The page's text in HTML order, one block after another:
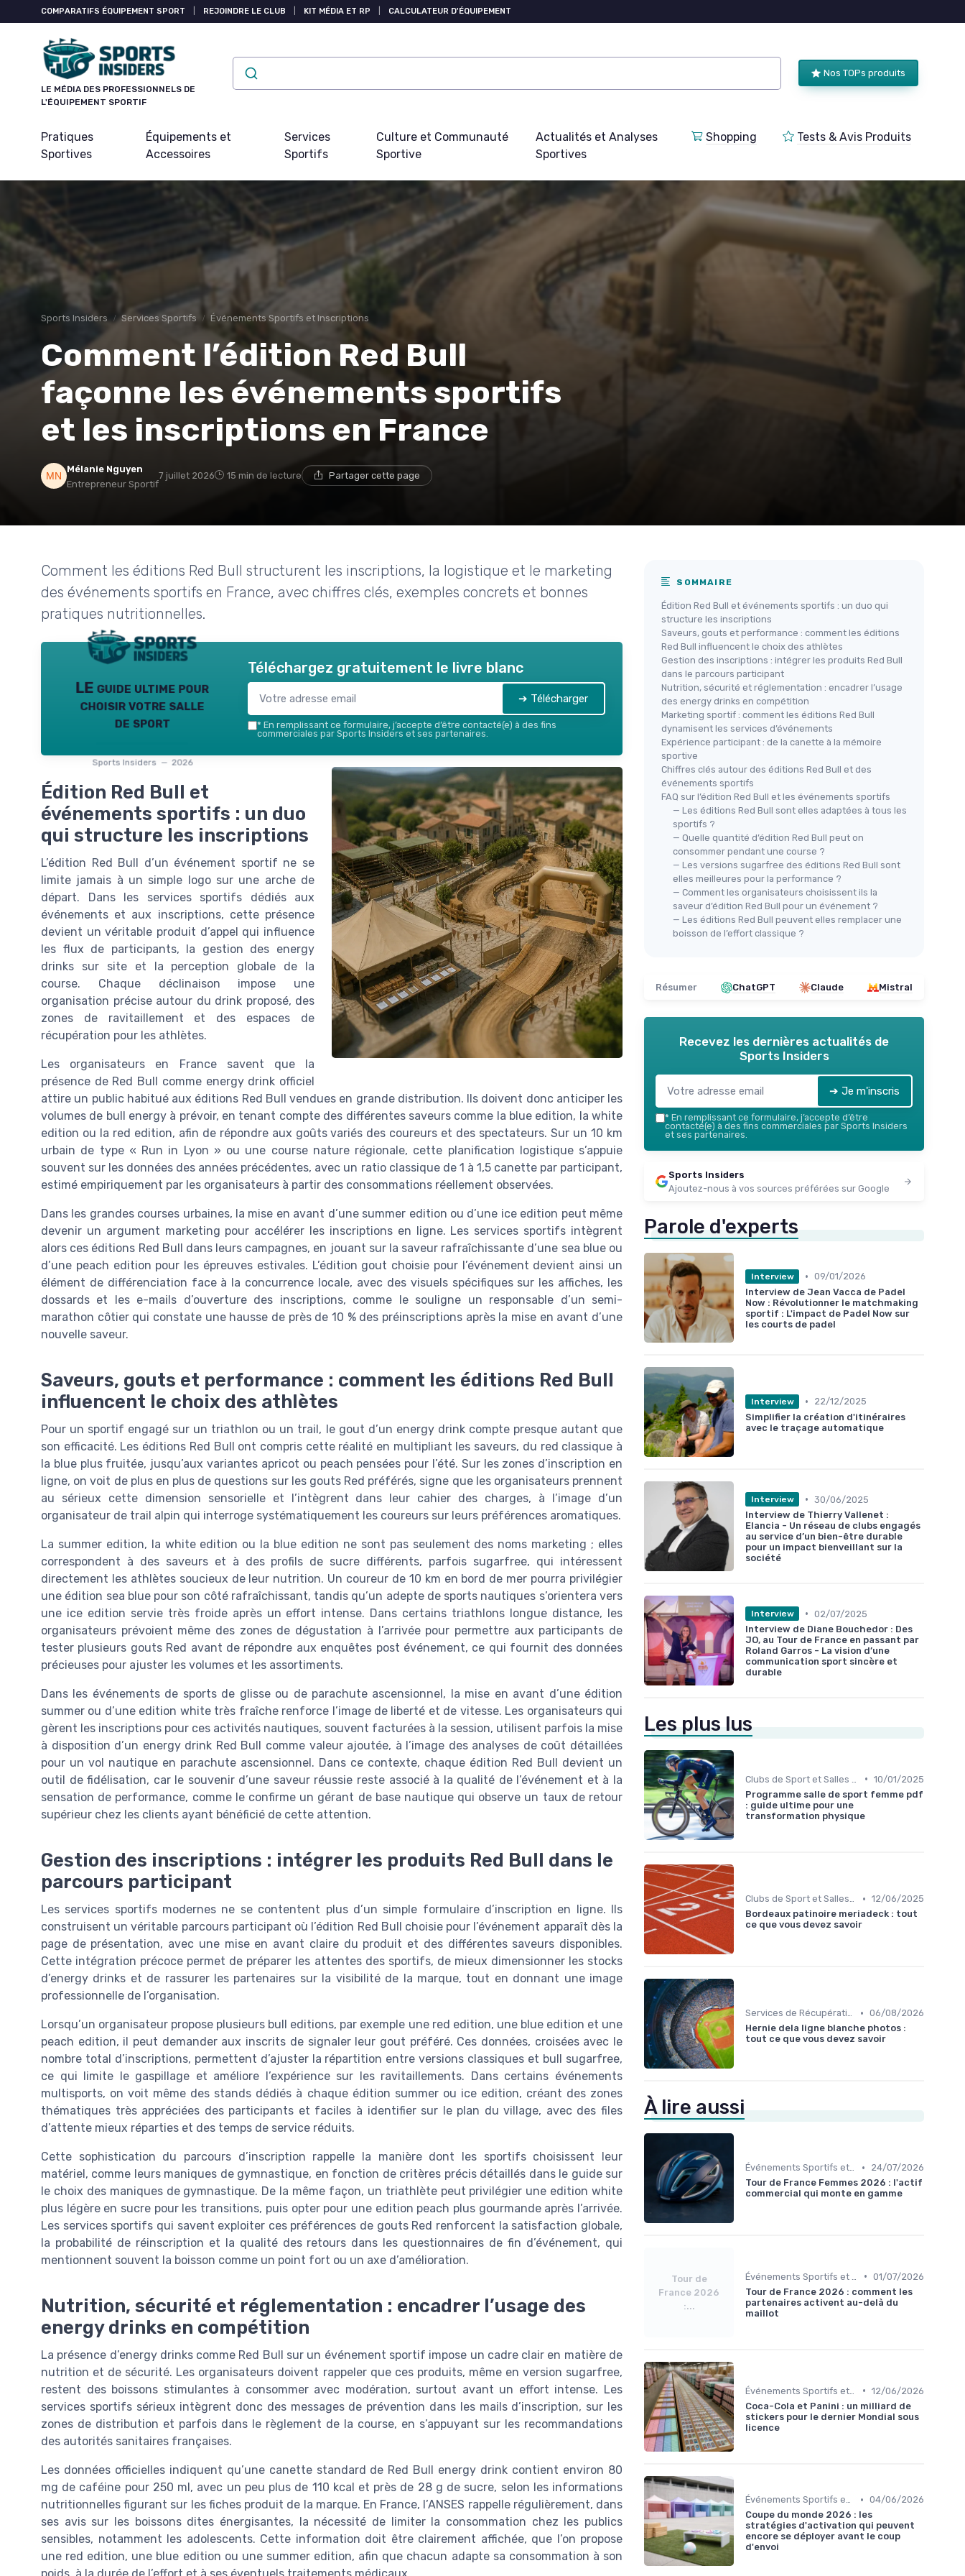
COMPARATIFS ÉQUIPEMENT SPORT REJOINDRE LE CLUB KIT MÉDIA ET RP CALCULATEUR D'ÉQUIPEMENT
LE MÉDIA DES PROFESSIONNELS DE
L'ÉQUIPEMENT SPORTIF
Nos TOPs produits
Pratiques
Sportives
Équipements et
Accessoires
Services
Sportifs
Culture et Communauté
Sportive
Actualités et Analyses
Sportives
Shopping Tests & Avis Produits
Sports Insiders Services Sportifs Événements Sportifs et Inscriptions
Comment l’édition Red Bull
façonne les événements sportifs
et les inscriptions en France
Mélanie Nguyen
Entrepreneur Sportif
7 juillet 2026 15 min de lecture Partager cette page
Comment les éditions Red Bull structurent les inscriptions, la logistique et le marketing
des événements sportifs en France, avec chiffres clés, exemples concrets et bonnes
pratiques nutritionnelles.
LE guide ultime pour
choisir votre salle
de sport
Sports Insiders — 2026
Téléchargez gratuitement le livre blanc
➔ Télécharger
* En remplissant ce formulaire, j’accepte d’être contacté(e) à des fins
commerciales par Sports Insiders et ses partenaires.
Édition Red Bull et
événements sportifs : un duo
qui structure les inscriptions
L’édition Red Bull d’un événement sportif ne se
limite jamais à un simple logo sur une arche de
départ. Dans les services sportifs dédiés aux
événements et aux inscriptions, cette présence
devient un véritable produit d’appel qui influence
les flux de participants, la gestion des energy
drinks sur site et la perception globale de la
course. Chaque déclinaison impose une
organisation précise autour du drink proposé, des
zones de ravitaillement et des espaces de
récupération pour les athlètes.
Les organisateurs en France savent que la
présence de Red Bull comme energy drink officiel
attire un public habitué aux éditions Red Bull vendues en grande distribution. Ils doivent donc anticiper les
volumes de bull energy à prévoir, en tenant compte des différentes saveurs comme la blue edition, la white
edition ou la red edition, afin de répondre aux goûts variés des coureurs et des spectateurs. Sur un 10 km
urbain de type « Run in Lyon » ou une course nature régionale, cette planification logistique s’appuie
souvent sur les données des années précédentes, avec un ratio classique de 1 à 1,5 canette par participant,
estimé empiriquement par les organisateurs à partir des consommations réellement observées.
Dans les grandes courses urbaines, la mise en avant d’une summer edition ou d’une ice edition peut même
devenir un argument marketing pour accélérer les inscriptions en ligne. Les services sportifs intègrent
alors ces éditions Red Bull dans leurs campagnes, en jouant sur la saveur rafraîchissante d’une sea blue ou
d’une peach edition pour les épreuves estivales. L’édition gout choisie pour l’événement devient ainsi un
élément de différenciation face à la concurrence locale, avec des visuels spécifiques sur les affiches, les
dossards et les e-mails d’ouverture des inscriptions, comme le souligne un responsable d’un semi-
marathon côtier qui constate une hausse de près de 10 % des préinscriptions après la mise en avant d’une
nouvelle saveur.
Saveurs, gouts et performance : comment les éditions Red Bull
influencent le choix des athlètes
Pour un sportif engagé sur un triathlon ou un trail, le gout d’un energy drink compte presque autant que
son efficacité. Les éditions Red Bull ont compris cette réalité en multipliant les saveurs, du red classique à
la blue plus fruitée, jusqu’aux variantes apricot ou peach pensées pour l’été. Sur les zones d’inscription en
ligne, on voit de plus en plus de questions sur les gouts Red préférés, signe que les organisateurs prennent
au sérieux cette dimension sensorielle et l’intègrent dans leur cahier des charges, à l’image d’un
organisateur de trail alpin qui interroge systématiquement les coureurs sur leurs préférences aromatiques.
La summer edition, la white edition ou la blue edition ne sont pas seulement des noms marketing ; elles
correspondent à des saveurs et à des profils de sucre différents, parfois sugarfree, qui intéressent
directement les athlètes soucieux de leur nutrition. Un coureur de 10 km en bord de mer pourra privilégier
une édition sea blue pour son côté rafraîchissant, tandis qu’un adepte de sports nautiques s’orientera vers
une ice edition servie très froide après un effort intense. Dans certains triathlons longue distance, les
organisateurs prévoient même des zones de dégustation à l’arrivée pour permettre aux participants de
tester plusieurs gouts Red avant de répondre aux enquêtes post événement, ce qui fournit des données
précieuses pour ajuster les volumes et les assortiments.
Dans les événements de sports de glisse ou de parachute ascensionnel, la mise en avant d’une édition
summer ou d’une edition white très fraîche renforce l’image de liberté et de vitesse. Les organisateurs qui
gèrent les inscriptions pour ces activités nautiques, souvent facturées à la session, utilisent parfois la mise
à disposition d’un energy drink Red Bull comme valeur ajoutée, à l’image des analyses de coût détaillées
pour un vol nautique en parachute ascensionnel. Dans ce contexte, chaque édition Red Bull devient un
outil de fidélisation, car le souvenir d’une saveur réussie reste associé à la qualité de l’événement et à la
sensation de performance, comme le confirme un gérant de base nautique qui observe un taux de retour
supérieur chez les clients ayant bénéficié de cette attention.
Gestion des inscriptions : intégrer les produits Red Bull dans le
parcours participant
Les services sportifs modernes ne se contentent plus d’un simple formulaire d’inscription en ligne. Ils
construisent un véritable parcours participant où l’édition Red Bull choisie pour l’événement apparaît dès la
page de présentation, avec une mise en avant claire du produit et des différentes saveurs disponibles.
Cette intégration précoce permet de préparer les attentes des sportifs, de mieux dimensionner les stocks
d’energy drinks et de rassurer les partenaires sur la visibilité de la marque, tout en donnant une image
professionnelle de l’organisation.
Lorsqu’un organisateur propose plusieurs bull editions, par exemple une red edition, une blue edition et une
peach edition, il peut demander aux inscrits de signaler leur gout préféré. Ces données, croisées avec le
nombre total d’inscriptions, permettent d’ajuster la répartition entre versions classiques et bull sugarfree,
ce qui limite le gaspillage et améliore l’expérience sur les ravitaillements. Dans certains événements
multisports, on voit même des stands dédiés à chaque édition summer ou ice edition, créant des zones
thématiques très appréciées des participants et faciles à identifier sur le plan du village, avec des files
d’attente mieux réparties et des temps de service réduits.
Cette sophistication du parcours d’inscription rappelle la manière dont les sportifs choisissent leur
matériel, comme leurs maniques de gymnastique, en fonction de critères précis détaillés dans le guide sur
le choix des maniques de gymnastique. De la même façon, un triathlète peut privilégier une edition white
plus légère en sucre pour les transitions, puis opter pour une edition peach plus gourmande après l’arrivée.
Les services sportifs qui savent exploiter ces préférences de gouts Red renforcent la satisfaction globale,
la probabilité de réinscription et la qualité des retours dans les questionnaires de fin d’événement, qui
mentionnent souvent la boisson comme un point fort ou un axe d’amélioration.
Nutrition, sécurité et réglementation : encadrer l’usage des
energy drinks en compétition
La présence d’energy drinks comme Red Bull sur un événement sportif impose un cadre clair en matière de
nutrition et de sécurité. Les organisateurs doivent rappeler que ces produits, même en version sugarfree,
restent des boissons stimulantes à consommer avec modération, surtout avant un effort intense. Les
services sportifs sérieux intègrent donc des messages de prévention dans les mails d’inscription, sur les
zones de distribution et parfois dans le règlement de la course, en s’appuyant sur les recommandations
des autorités sanitaires françaises.
Les données officielles indiquent qu’une canette standard de Red Bull energy drink contient environ 80
mg de caféine pour 250 ml, avec un peu plus de 110 kcal et près de 28 g de sucre, selon les informations
nutritionnelles figurant sur les fiches produit de la marque. En France, l’ANSES rappelle régulièrement, dans
ses avis sur les boissons dites énergisantes, la nécessité de limiter la consommation chez les publics
sensibles, notamment les adolescents. Cette information doit être clairement affichée, que l’on propose
une red edition, une blue edition ou une summer edition, afin que chacun adapte sa consommation à son
poids, à la durée de l’effort et à ses éventuels traitements médicaux.
SOMMAIRE
Édition Red Bull et événements sportifs : un duo qui
structure les inscriptions
Saveurs, gouts et performance : comment les éditions
Red Bull influencent le choix des athlètes
Gestion des inscriptions : intégrer les produits Red Bull
dans le parcours participant
Nutrition, sécurité et réglementation : encadrer l’usage
des energy drinks en compétition
Marketing sportif : comment les éditions Red Bull
dynamisent les services d’événements
Expérience participant : de la canette à la mémoire
sportive
Chiffres clés autour des éditions Red Bull et des
événements sportifs
FAQ sur l’édition Red Bull et les événements sportifs
— Les éditions Red Bull sont elles adaptées à tous les
sportifs ?
— Quelle quantité d’édition Red Bull peut on
consommer pendant une course ?
— Les versions sugarfree des éditions Red Bull sont
elles meilleures pour la performance ?
— Comment les organisateurs choisissent ils la
saveur d’édition Red Bull pour un événement ?
— Les éditions Red Bull peuvent elles remplacer une
boisson de l’effort classique ?
Résumer ChatGPT Claude Mistral
Recevez les dernières actualités de
Sports Insiders
➔ Je m'inscris
* En remplissant ce formulaire, j’accepte d’être
contacté(e) à des fins commerciales par Sports Insiders
et ses partenaires.
Sports Insiders
Ajoutez-nous à vos sources préférées sur Google
Parole d'experts
Interview • 09/01/2026
Interview de Jean Vacca de Padel
Now : Révolutionner le matchmaking
sportif : L'impact de Padel Now sur
les courts de padel
Interview •
22/12/2025
Simplifier la création d'itinéraires
avec le traçage automatique
Interview • 30/06/2025
Interview de Thierry Vallenet :
Elancia - Un réseau de clubs engagés
au service d’un bien-être durable
pour un impact bienveillant sur la
société
Interview • 02/07/2025
Interview de Diane Bouchedor : Des
JO, au Tour de France en passant par
Roland Garros - La vision d’une
communication sport sincère et
durable
Les plus lus
• 10/01/2025
Programme salle de sport femme pdf
: guide ultime pour une
transformation physique
Clubs de Sport et Salles de Gym • 12/06/2025
Bordeaux patinoire meriadeck : tout
ce que vous devez savoir
Services de Récupération et Physiothérapie • 06/08/2026
Hernie dela ligne blanche photos :
tout ce que vous devez savoir
À lire aussi
Événements Sportifs et Inscriptions •
24/07/2026
Tour de France Femmes 2026 : l'actif
commercial qui monte en gamme
Tour de
France 2026
:...
• 01/07/2026
Tour de France 2026 : comment les
partenaires activent au-delà du
maillot
• 12/06/2026
Coca-Cola et Panini : un milliard de
stickers pour le dernier Mondial sous
licence
Événements Sportifs et Inscriptions • 04/06/2026
Coupe du monde 2026 : les
stratégies d'activation qui peuvent
encore se déployer avant le coup
d'envoi
Panneau de gestion des cookies